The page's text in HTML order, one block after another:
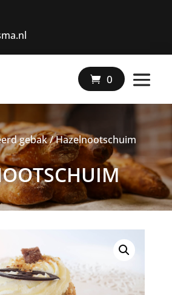
0
gebak/ Hazelnootschuim